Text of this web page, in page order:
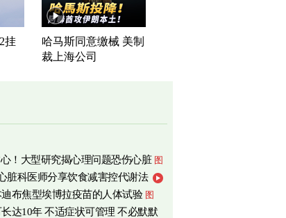
挂
哈马斯同意缴械 美制
裁上海公司
！大型研究揭心理问题恐伤心脏 图
脏科医师分享饮食减害控代谢法
布焦型埃博拉疫苗的人体试验 图
达10年 不适症状可管理 不必默默